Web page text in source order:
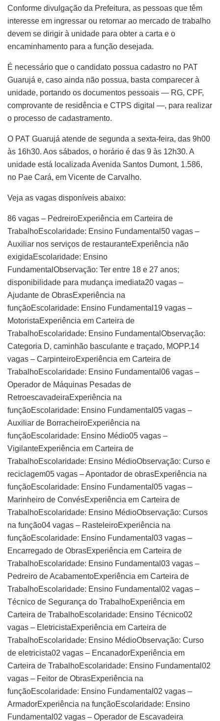
Conforme divulgação da Prefeitura, as pessoas que têm
interesse em ingressar ou retornar ao mercado de trabalho
devem se dirigir à unidade para obter a carta e o
encaminhamento para a função desejada.
É necessário que o candidato possua cadastro no PAT
Guarujá e, caso ainda não possua, basta comparecer à
unidade, portando os documentos pessoais — RG, CPF,
comprovante de residência e CTPS digital —, para realizar
o processo de cadastramento.
O PAT Guarujá atende de segunda a sexta-feira, das 9h00
às 16h30. Aos sábados, o horário é das 9 às 12h30. A
unidade está localizada Avenida Santos Dumont, 1.586,
no Pae Cará, em Vicente de Carvalho.
Veja as vagas disponíveis abaixo:
86 vagas – PedreiroExperiência em Carteira de
TrabalhoEscolaridade: Ensino Fundamental50 vagas –
Auxiliar nos serviços de restauranteExperiência não
exigidaEscolaridade: Ensino
FundamentalObservação: Ter entre 18 e 27 anos;
disponibilidade para mudança imediata20 vagas –
Ajudante de ObrasExperiência na
funçãoEscolaridade: Ensino Fundamental19 vagas –
MotoristaExperiência em Carteira de
TrabalhoEscolaridade: Ensino FundamentalObservação:
Categoria D, caminhão basculante e traçado, MOPP.14
vagas – CarpinteiroExperiência em Carteira de
TrabalhoEscolaridade: Ensino Fundamental06 vagas –
Operador de Máquinas Pesadas de
RetroescavadeiraExperiência na
funçãoEscolaridade: Ensino Fundamental05 vagas –
Auxiliar de BorracheiroExperiência na
funçãoEscolaridade: Ensino Médio05 vagas –
VigilanteExperiência em Carteira de
TrabalhoEscolaridade: Ensino MédioObservação: Curso e
reciclagem05 vagas – Apontador de obrasExperiência na
funçãoEscolaridade: Ensino Fundamental05 vagas –
Marinheiro de ConvésExperiência em Carteira de
TrabalhoEscolaridade: Ensino MédioObservação: Cursos
na função04 vagas – RasteleiroExperiência na
funçãoEscolaridade: Ensino Fundamental03 vagas –
Encarregado de ObrasExperiência em Carteira de
TrabalhoEscolaridade: Ensino Fundamental03 vagas –
Pedreiro de AcabamentoExperiência em Carteira de
TrabalhoEscolaridade: Ensino Fundamental02 vagas –
Técnico de Segurança do TrabalhoExperiência em
Carteira de TrabalhoEscolaridade: Ensino Técnico02
vagas – EletricistaExperiência em Carteira de
TrabalhoEscolaridade: Ensino MédioObservação: Curso
de eletricista02 vagas – EncanadorExperiência em
Carteira de TrabalhoEscolaridade: Ensino Fundamental02
vagas – Feitor de ObrasExperiência na
funçãoEscolaridade: Ensino Fundamental02 vagas –
ArmadorExperiência na funçãoEscolaridade: Ensino
Fundamental02 vagas – Operador de Escavadeira